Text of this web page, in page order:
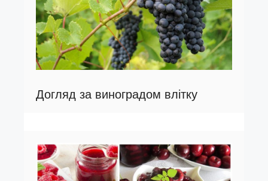
Догляд за виноградом влітку